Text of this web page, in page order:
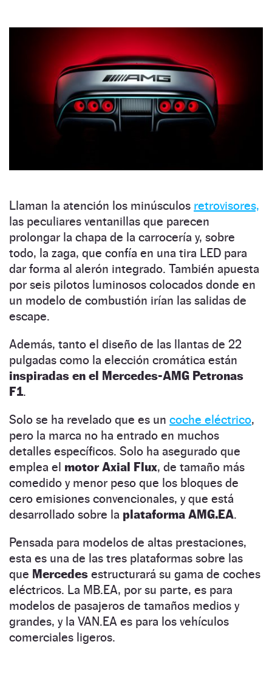
Llaman la atención los minúsculos retrovisores,
las peculiares ventanillas que parecen
prolongar la chapa de la carrocería y, sobre
todo, la zaga, que confía en una tira LED para
dar forma al alerón integrado. También apuesta
por seis pilotos luminosos colocados donde en
un modelo de combustión irían las salidas de
escape.
Además, tanto el diseño de las llantas de 22
pulgadas como la elección cromática están
inspiradas en el Mercedes-AMG Petronas
F1.
Solo se ha revelado que es un coche eléctrico,
pero la marca no ha entrado en muchos
detalles específicos. Solo ha asegurado que
emplea el motor Axial Flux, de tamaño más
comedido y menor peso que los bloques de
cero emisiones convencionales, y que está
desarrollado sobre la plataforma AMG.EA.
Pensada para modelos de altas prestaciones,
esta es una de las tres plataformas sobre las
que Mercedes estructurará su gama de coches
eléctricos. La MB.EA, por su parte, es para
modelos de pasajeros de tamaños medios y
grandes, y la VAN.EA es para los vehículos
comerciales ligeros.